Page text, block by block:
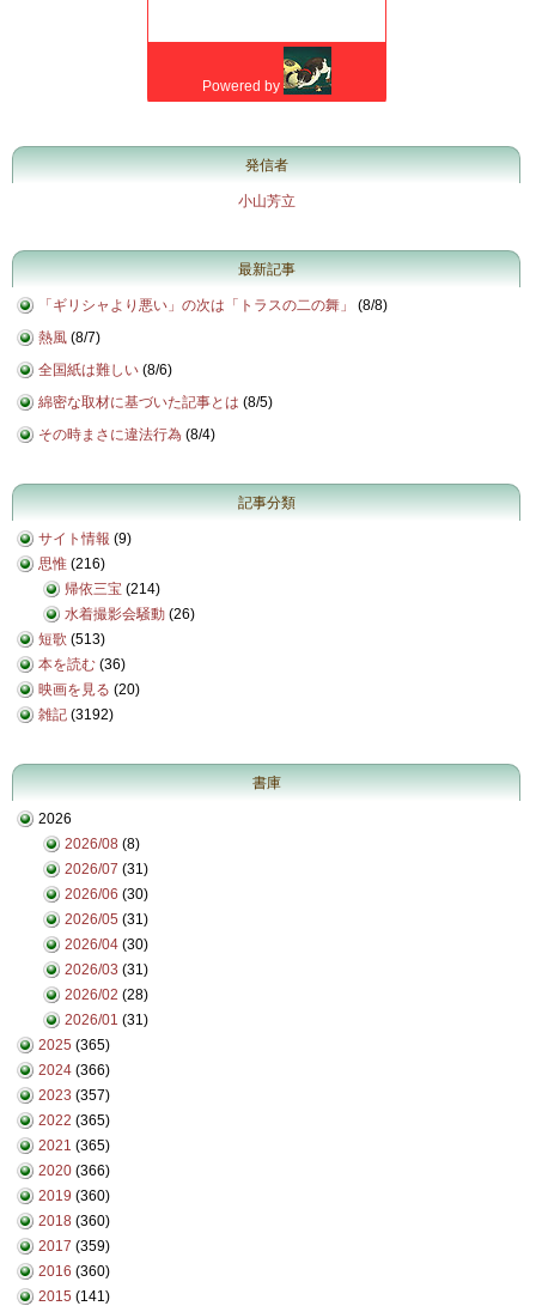
発信者
小山芳立
最新記事
「ギリシャより悪い」の次は「トラスの二の舞」 (8/8)
熱風 (8/7)
全国紙は難しい (8/6)
綿密な取材に基づいた記事とは (8/5)
その時まさに違法行為 (8/4)
記事分類
サイト情報 (9)
思惟 (216)
帰依三宝 (214)
水着撮影会騒動 (26)
短歌 (513)
本を読む (36)
映画を見る (20)
雑記 (3192)
書庫
2026
2026/08 (8)
2026/07 (31)
2026/06 (30)
2026/05 (31)
2026/04 (30)
2026/03 (31)
2026/02 (28)
2026/01 (31)
2025 (365)
2024 (366)
2023 (357)
2022 (365)
2021 (365)
2020 (366)
2019 (360)
2018 (360)
2017 (359)
2016 (360)
2015 (141)